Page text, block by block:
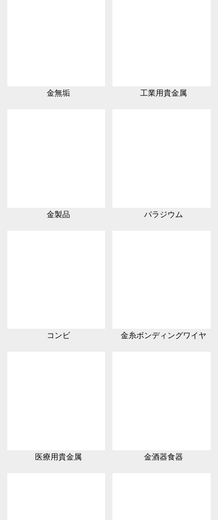
金無垢 工業用貴金属
金製品 パラジウム
コンビ 金糸ボンディングワイヤ
医療用貴金属 金酒器食器